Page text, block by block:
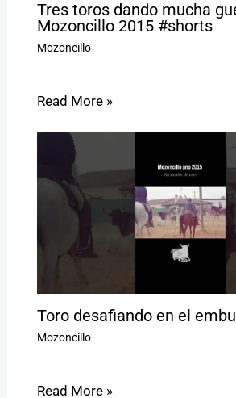
Tres toros dando mucha
Mozoncillo 2015 #shorts
Mozoncillo
Read More »
Toro desafiando en el
Mozoncillo
Read More »